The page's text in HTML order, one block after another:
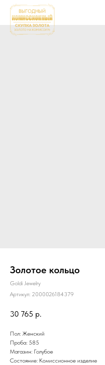
Золотое кольцо
Goldi Jewelry
Артикул: 2000026184379
30 765 р.
Пол: Женский
Проба: 585
Магазин: Голубое
Состояние: Комиссионное изделие